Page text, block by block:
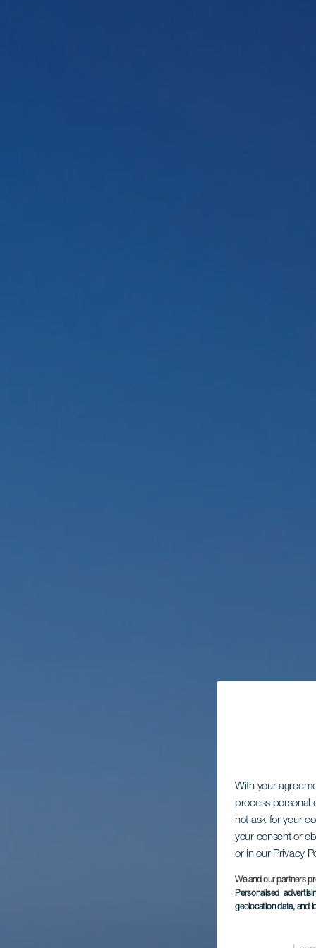
With your
process personal
not ask for your
your consent or
or in our Privacy
We and our partners
Personalised
geolocation data, and